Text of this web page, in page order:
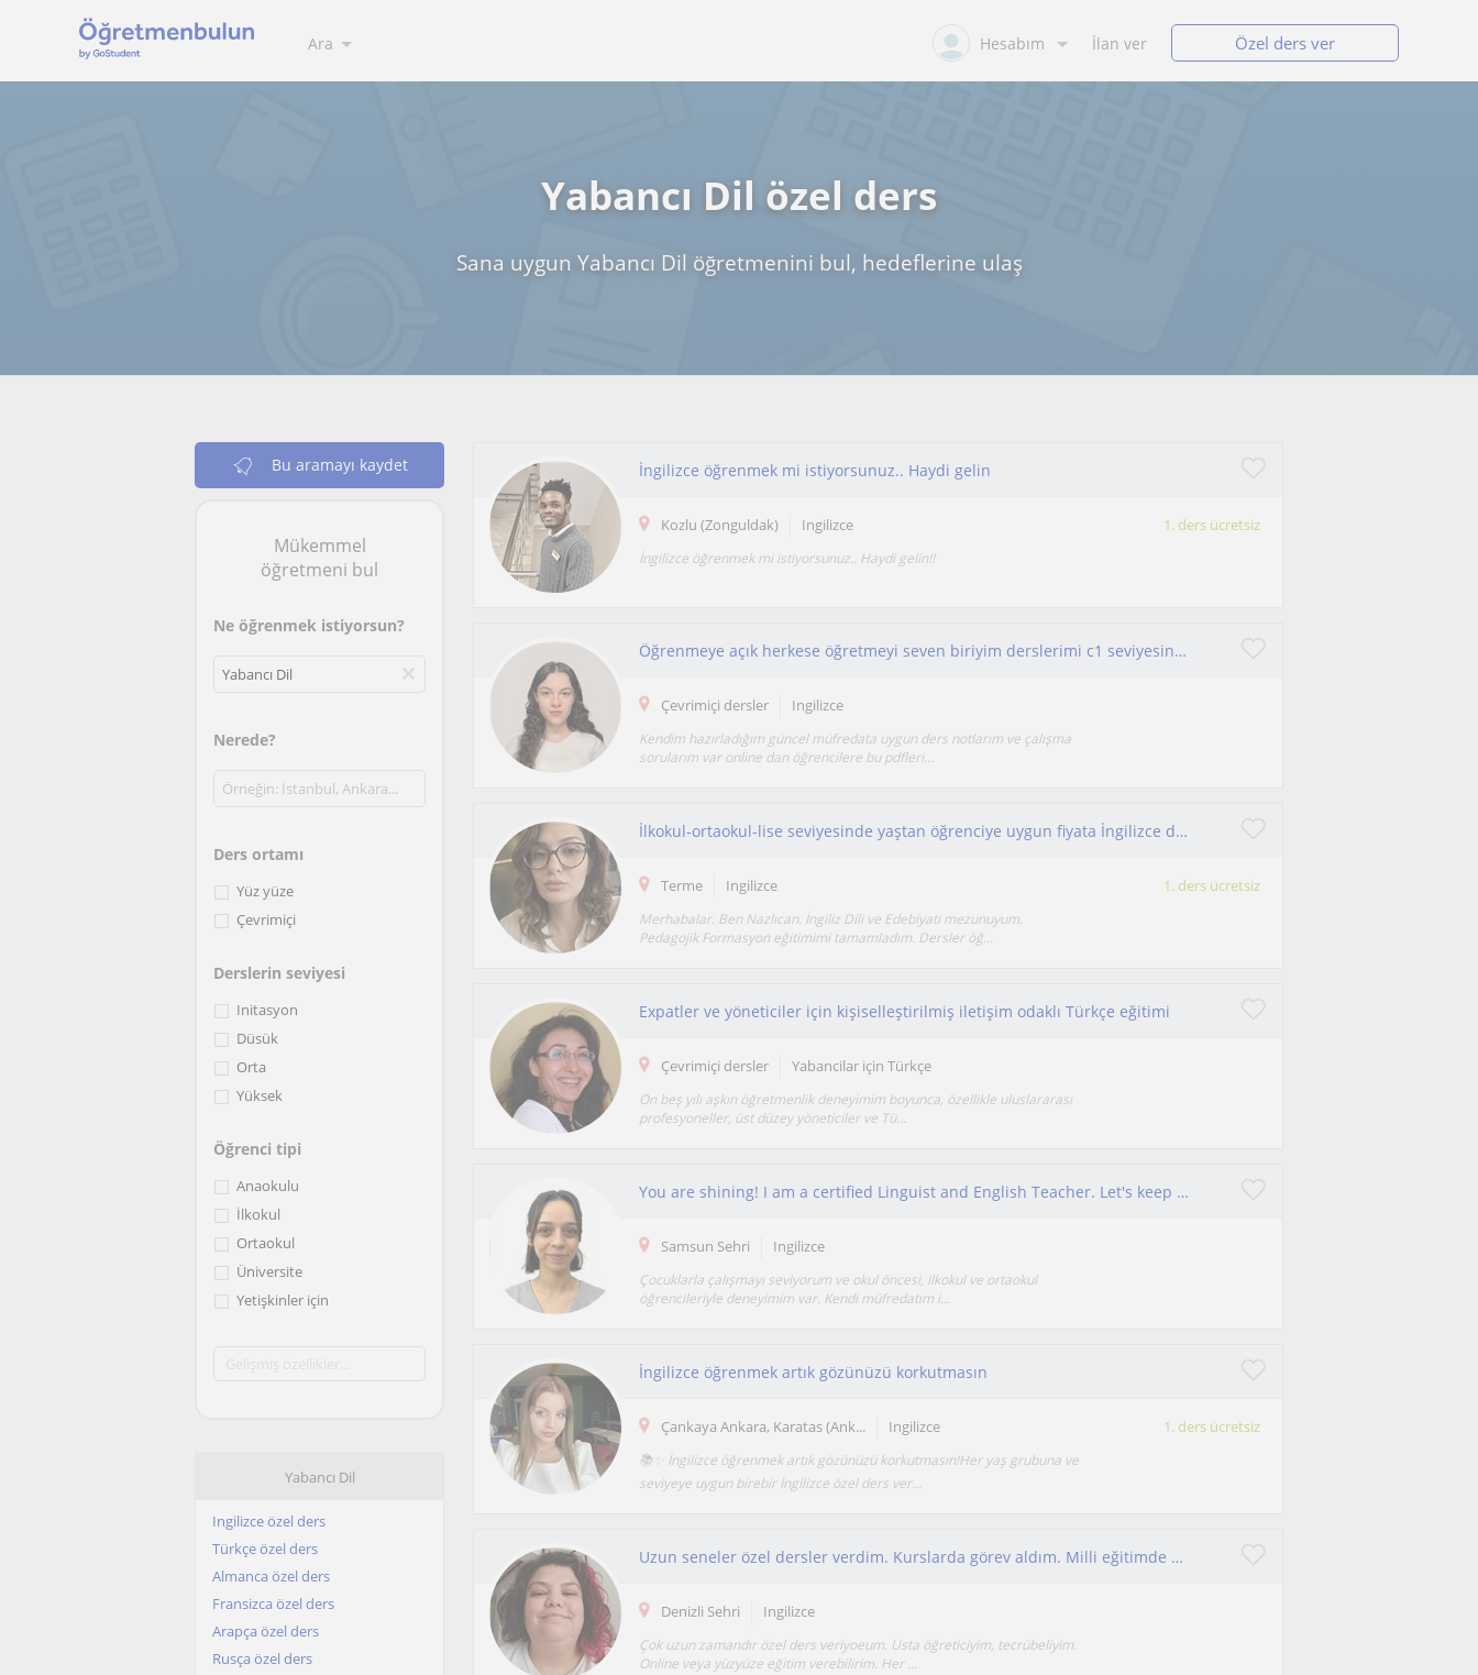
Ara Hesabım İlan ver Özel ders ver
Yabancı Dil özel ders
Sana uygun Yabancı Dil öğretmenini bul, hedeflerine ulaş
Bu aramayı kaydet
Mükemmel
öğretmeni bul
Ne öğrenmek istiyorsun?
Nerede?
Ders ortamı
Yüz yüze
Çevrimiçi
Derslerin seviyesi
Initasyon
Düsük
Orta
Yüksek
Öğrenci tipi
Anaokulu
İlkokul
Ortaokul
Üniversite
Yetişkinler için
Yabancı Dil
Ingilizce özel ders
Türkçe özel ders
Almanca özel ders
Fransizca özel ders
Arapça özel ders
Rusça özel ders
İngilizce öğrenmek mi istiyorsunuz.. Haydi gelin
Kozlu (Zonguldak) Ingilizce 1. ders ücretsiz
İngilizce öğrenmek mi istiyorsunuz.. Haydi gelin!!
Öğrenmeye açık herkese öğretmeyi seven biriyim derslerimi c1 seviyesine kadar herkese verebilirim
Çevrimiçi dersler Ingilizce
Kendim hazırladığım güncel müfredata uygun ders notlarım ve çalışma
sorularım var online dan öğrencilere bu pdfleri...
İlkokul-ortaokul-lise seviyesinde yaştan öğrenciye uygun fiyata İngilizce dersi
Terme Ingilizce 1. ders ücretsiz
Merhabalar. Ben Nazlıcan. İngiliz Dili ve Edebiyatı mezunuyum.
Pedagojik Formasyon eğitimimi tamamladım. Dersler öğ...
Expatler ve yöneticiler için kişiselleştirilmiş iletişim odaklı Türkçe eğitimi
Çevrimiçi dersler Yabancilar için Türkçe
On beş yılı aşkın öğretmenlik deneyimim boyunca, özellikle uluslararası
profesyoneller, üst düzey yöneticiler ve Tü...
You are shining! I am a certified Linguist and English Teacher. Let's keep learning together!
Samsun Sehri Ingilizce
Çocuklarla çalışmayı seviyorum ve okul öncesi, ilkokul ve ortaokul
öğrencileriyle deneyimim var. Kendi müfredatım i...
İngilizce öğrenmek artık gözünüzü korkutmasın
Çankaya Ankara, Karatas (Ank... Ingilizce 1. ders ücretsiz
📚✨ İngilizce öğrenmek artık gözünüzü korkutmasın!Her yaş grubuna ve
seviyeye uygun birebir İngilizce özel ders ver...
Uzun seneler özel dersler verdim. Kurslarda görev aldım. Milli eğitimde ücretli öğretmenlik yaptım. Tecrübeliyim. Her gruba yöneli
Denizli Sehri Ingilizce
Çok uzun zamandır özel ders veriyoeum. Usta öğreticiyim, tecrübeliyim.
Online veya yüzyüze eğitim verebilirim. Her ...